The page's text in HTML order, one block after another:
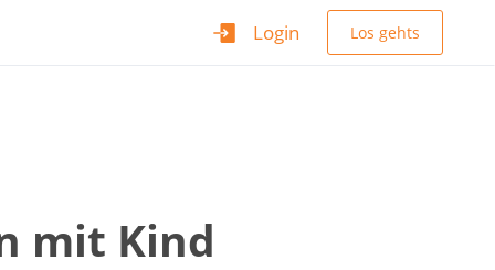
Login Los gehts
mit Kind